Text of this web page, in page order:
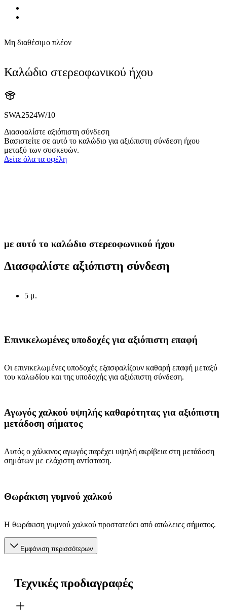
Μη διαθέσιμο πλέον
Καλώδιο στερεοφωνικού ήχου
SWA2524W/10
Διασφαλίστε αξιόπιστη σύνδεση
Βασιστείτε σε αυτό το καλώδιο για αξιόπιστη σύνδεση ήχου
μεταξύ των συσκευών.
Δείτε όλα τα οφέλη
με αυτό το καλώδιο στερεοφωνικού ήχου
Διασφαλίστε αξιόπιστη σύνδεση
5 μ.
Επινικελωμένες υποδοχές για αξιόπιστη επαφή
Οι επινικελωμένες υποδοχές εξασφαλίζουν καθαρή επαφή μεταξύ
του καλωδίου και της υποδοχής για αξιόπιστη σύνδεση.
Αγωγός χαλκού υψηλής καθαρότητας για αξιόπιστη
μετάδοση σήματος
Αυτός ο χάλκινος αγωγός παρέχει υψηλή ακρίβεια στη μετάδοση
σημάτων με ελάχιστη αντίσταση.
Θωράκιση γυμνού χαλκού
Η θωράκιση γυμνού χαλκού προστατεύει από απώλειες σήματος.
Εμφάνιση περισσότερων
Τεχνικές προδιαγραφές